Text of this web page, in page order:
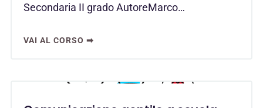
Secondaria II grado AutoreMarco…
VAI AL CORSO ➡